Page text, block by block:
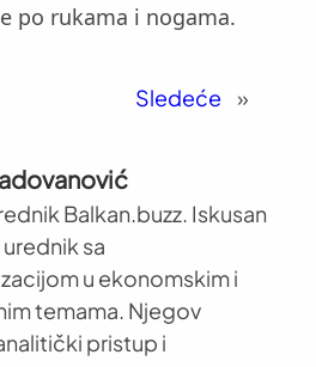
po rukama i nogama.
Sledeće »
Balkan.buzz. Iskusan
sa
u ekonomskim i
temama. Njegov
pristup i